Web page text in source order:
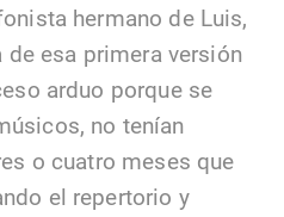
hermano de Luis,
esa primera versión
arduo porque se
no tenían
o cuatro meses que
el repertorio y